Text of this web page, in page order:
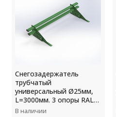
Снегозадержатель
трубчатый
универсальный Ø25мм,
L=3000мм. 3 опоры RAL
6002
В наличии